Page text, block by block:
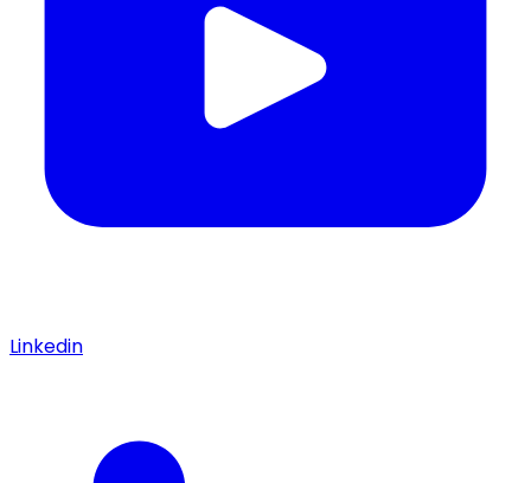
Linkedin